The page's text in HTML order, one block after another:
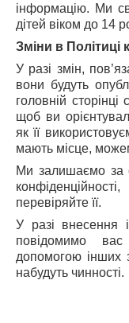
інформацію. Ми
дітей віком до 14
Зміни в Політиці
У разі змін,
вони будуть
головній
щоб ви
як її
мають місце,
Ми залишаємо за
перевіряйте її.
У разі внесення
повідомимо
допомогою інших
набудуть чинності.